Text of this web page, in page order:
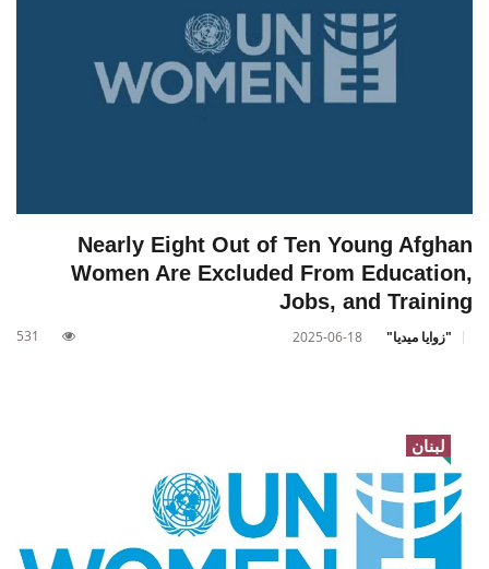
Nearly Eight Out of Ten Young Afghan
Women Are Excluded From Education,
Jobs, and Training
"زوايا ميديا" 2025-06-18
531
لبنان